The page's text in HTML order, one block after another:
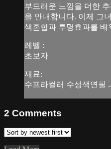
부드러운 느낌을 더한
을 안내합니다. 이제 그
색혼합과 투명효과를 배
레벨 :
초보자
재료:
수프라컬러 수성색연필
2 Comments